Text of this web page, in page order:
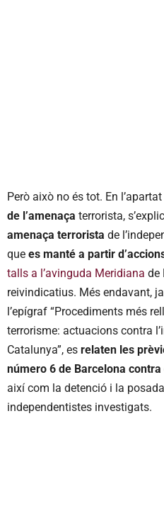
Però això no és tot. En
de l’amenaça terrorista,
amenaça terrorista de
que es manté a partir
talls a l’avinguda Meridiana de
reivindicatius. Més endavant,
l’epígraf “Procediments més
terrorisme: actuacions contra
Catalunya”, es relaten les
número 6 de Barcelona
així com la detenció i la
independentistes investigats.